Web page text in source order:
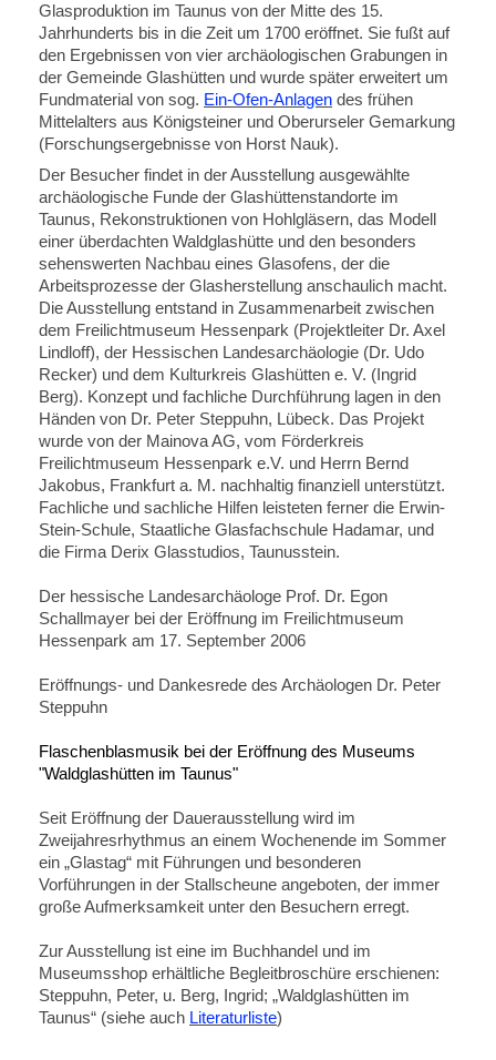
Glasproduktion im Taunus von der Mitte des 15.
Jahrhunderts bis in die Zeit um 1700 eröffnet. Sie fußt auf
den Ergebnissen von vier archäologischen Grabungen in
der Gemeinde Glashütten und wurde später erweitert um
Fundmaterial von sog. Ein-Ofen-Anlagen des frühen
Mittelalters aus Königsteiner und Oberurseler Gemarkung
(Forschungsergebnisse von Horst Nauk).
Der Besucher findet in der Ausstellung ausgewählte
archäologische Funde der Glashüttenstandorte im
Taunus, Rekonstruktionen von Hohlgläsern, das Modell
einer überdachten Waldglashütte und den besonders
sehenswerten Nachbau eines Glasofens, der die
Arbeitsprozesse der Glasherstellung anschaulich macht.
Die Ausstellung entstand in Zusammenarbeit zwischen
dem Freilichtmuseum Hessenpark (Projektleiter Dr. Axel
Lindloff), der Hessischen Landesarchäologie (Dr. Udo
Recker) und dem Kulturkreis Glashütten e. V. (Ingrid
Berg). Konzept und fachliche Durchführung lagen in den
Händen von Dr. Peter Steppuhn, Lübeck. Das Projekt
wurde von der Mainova AG, vom Förderkreis
Freilichtmuseum Hessenpark e.V. und Herrn Bernd
Jakobus, Frankfurt a. M. nachhaltig finanziell unterstützt.
Fachliche und sachliche Hilfen leisteten ferner die Erwin-
Stein-Schule, Staatliche Glasfachschule Hadamar, und
die Firma Derix Glasstudios, Taunusstein.
Der hessische Landesarchäologe Prof. Dr. Egon
Schallmayer bei der Eröffnung im Freilichtmuseum
Hessenpark am 17. September 2006
Eröffnungs- und Dankesrede des Archäologen Dr. Peter
Steppuhn
Flaschenblasmusik bei der Eröffnung des Museums
"Waldglashütten im Taunus"
Seit Eröffnung der Dauerausstellung wird im
Zweijahresrhythmus an einem Wochenende im Sommer
ein „Glastag“ mit Führungen und besonderen
Vorführungen in der Stallscheune angeboten, der immer
große Aufmerksamkeit unter den Besuchern erregt.
Zur Ausstellung ist eine im Buchhandel und im
Museumsshop erhältliche Begleitbroschüre erschienen:
Steppuhn, Peter, u. Berg, Ingrid; „Waldglashütten im
Taunus“ (siehe auch Literaturliste)